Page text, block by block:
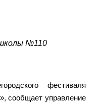
№110
фестиваля
сообщает управление